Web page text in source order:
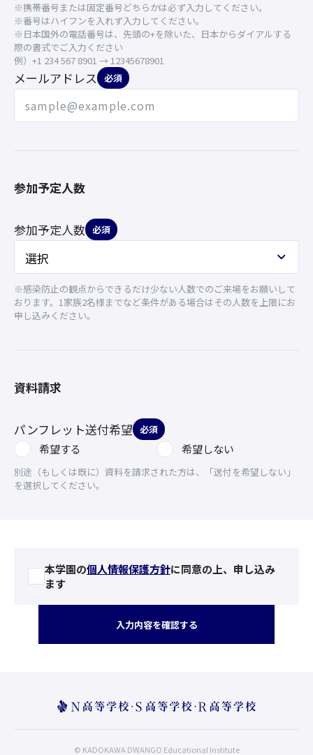
※携帯番号または固定番号どちらかは必ず入力してください。
※番号はハイフンを入れず入力してください。
※日本国外の電話番号は、先頭の+を除いた、日本からダイアルする
際の書式でご入力ください
例）+1 234 567 8901 → 12345678901
メールアドレス 必須
参加予定人数
参加予定人数 必須
※感染防止の観点からできるだけ少ない人数でのご来場をお願いして
おります。1家族2名様までなど条件がある場合はその人数を上限にお
申し込みください。
資料請求
パンフレット送付希望 必須
希望する 希望しない
別途（もしくは既に）資料を請求された方は、「送付を希望しない」
を選択してください。
本学園の個人情報保護方針に同意の上、申し込み
ます
入力内容を確認する
© KADOKAWA DWANGO Educational Institute